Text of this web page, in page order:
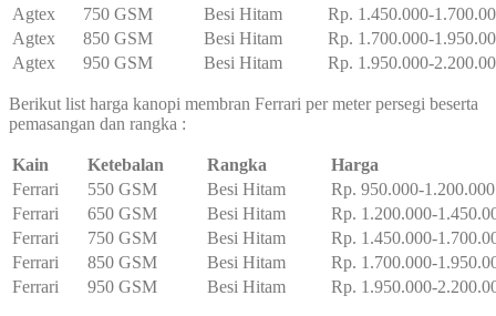
Agtex
750 GSM Besi Hitam
Rp. 1.450.000-
Agtex
850 GSM Besi Hitam
Rp. 1.700.000-
Agtex
950 GSM Besi Hitam Rp. 1.950.000-
Berikut list harga kanopi membran Ferrari per meter persegi beserta
pemasangan dan rangka :
Kain Ketebalan Rangka
Harga
Ferrari
550 GSM Besi Hitam
Rp. 950.000-1.200.000
Ferrari
650 GSM Besi Hitam
Rp. 1.200.000-
Ferrari
750 GSM Besi Hitam
Rp. 1.450.000-
Ferrari
850 GSM Besi Hitam
Rp. 1.700.000-
Ferrari
950 GSM Besi Hitam Rp. 1.950.000-